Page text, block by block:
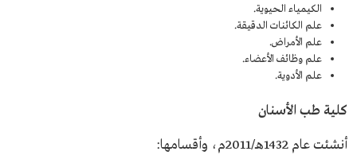
الكيمياء الحيوية.
علم الكائنات الدقيقة.
علم الأمراض.
علم وظائف الأعضاء.
علم الأدوية.
كلية طب الأسنان
أنشئت عام 1432هـ/2011م، وأقسامها: